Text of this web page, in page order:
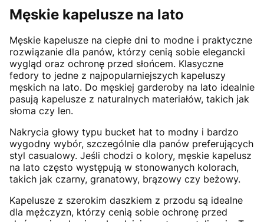
Męskie kapelusze na lato
Męskie kapelusze na ciepłe dni to modne i praktyczne
rozwiązanie dla panów, którzy cenią sobie elegancki
wygląd oraz ochronę przed słońcem. Klasyczne
fedory to jedne z najpopularniejszych kapeluszy
męskich na lato. Do męskiej garderoby na lato idealnie
pasują kapelusze z naturalnych materiałów, takich jak
słoma czy len.
Nakrycia głowy typu bucket hat to modny i bardzo
wygodny wybór, szczególnie dla panów preferujących
styl casualowy. Jeśli chodzi o kolory, męskie kapelusz
na lato często występują w stonowanych kolorach,
takich jak czarny, granatowy, brązowy czy beżowy.
Kapelusze z szerokim daszkiem z przodu są idealne
dla mężczyzn, którzy cenią sobie ochronę przed